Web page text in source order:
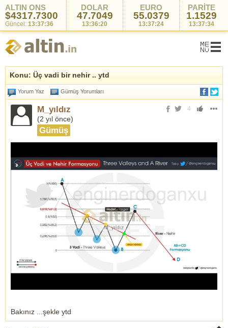
ALTIN ONS
$4317.7300
Güncel: 13:37:36
DOLAR
47.7049
13:36:20
EURO
55.0391
13:37:42
PARİTE
1.1529
13:37:34
Konu: Üç vadi bir nehir .. ytd
Yorum Yaz Gümüş Yorumları
M_yıldız
(2 yıl önce)
Gümüş
4
Bakınız ...şekle ytd